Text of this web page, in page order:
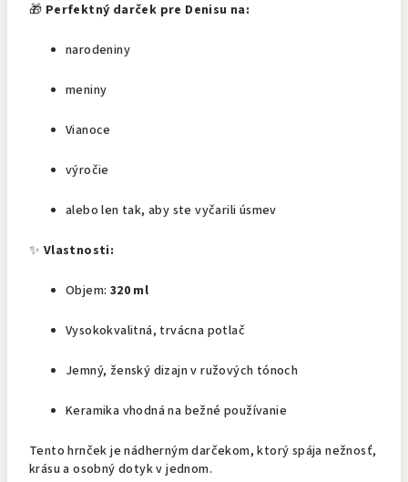
🎁 Perfektný darček pre Denisu na:
narodeniny
meniny
Vianoce
výročie
alebo len tak, aby ste vyčarili úsmev
✨ Vlastnosti:
Objem: 320 ml
Vysokokvalitná, trvácna potlač
Jemný, ženský dizajn v ružových tónoch
Keramika vhodná na bežné používanie
Tento hrnček je nádherným darčekom, ktorý spája nežnosť,
krásu a osobný dotyk v jednom.